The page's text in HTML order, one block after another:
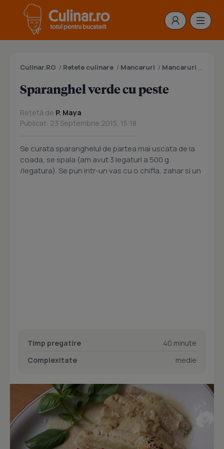
Culinar.RO / Retete culinare / Mancaruri / Mancaruri cu legume
Sparanghel verde cu peste
Rețetă de P. Maya
Publicat: 23 Septembrie 2015, 15:18
Se curata sparanghelul de partea mai uscata de la
coada, se spala (am avut 3 legaturi a 500 g
/legatura). Se pun intr-un vas cu o chifla, zahar si un
Timp pregatire
40 minute
Complexitate
medie